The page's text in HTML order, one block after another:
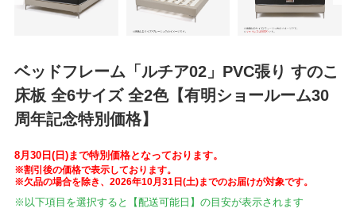
ベッドフレーム「ルチア02」PVC張り すのこ
床板 全6サイズ 全2色【有明ショールーム30
周年記念特別価格】
8月30日(日)まで特別価格となっております。
※割引後の価格で表示しております。
※欠品の場合を除き、2026年10月31日(土)までのお届けが対象です。
※以下項目を選択すると【配送可能日】の目安が表示されます